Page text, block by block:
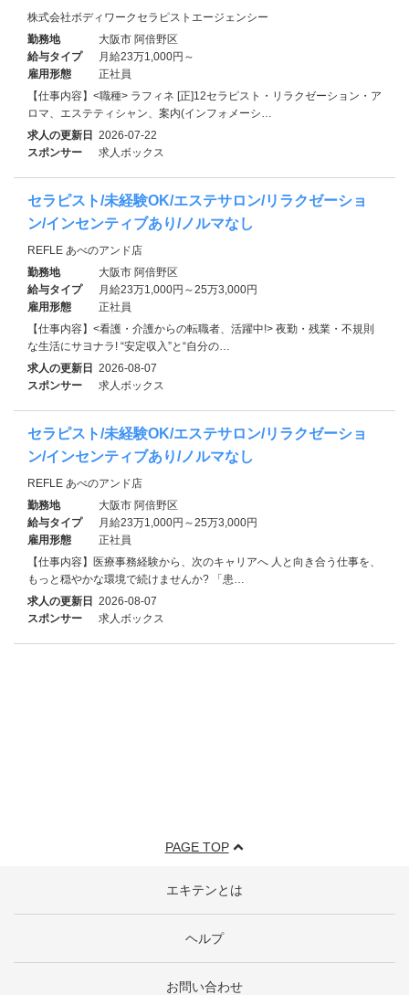
株式会社ボディワークセラピストエージェンシー
勤務地
大阪市 阿倍野区
給与タイプ
月給23万1,000円～
雇用形態
正社員
【仕事内容】<職種> ラフィネ [正]12セラピスト・リラクゼーション・ア
ロマ、エステティシャン、案内(インフォメーシ…
求人の更新日 2026-07-22
スポンサー
求人ボックス
セラピスト/未経験OK/エステサロン/リラクゼーショ
ン/インセンティブあり/ノルマなし
REFLE あべのアンド店
勤務地
大阪市 阿倍野区
給与タイプ
月給23万1,000円～25万3,000円
雇用形態
正社員
【仕事内容】<看護・介護からの転職者、活躍中!> 夜勤・残業・不規則
な生活にサヨナラ! “安定収入”と“自分の…
求人の更新日 2026-08-07
スポンサー
求人ボックス
セラピスト/未経験OK/エステサロン/リラクゼーショ
ン/インセンティブあり/ノルマなし
REFLE あべのアンド店
勤務地
大阪市 阿倍野区
給与タイプ
月給23万1,000円～25万3,000円
雇用形態
正社員
【仕事内容】医療事務経験から、次のキャリアへ 人と向き合う仕事を、
もっと穏やかな環境で続けませんか? 「患…
求人の更新日 2026-08-07
スポンサー
求人ボックス
PAGE TOP
エキテンとは
ヘルプ
お問い合わせ